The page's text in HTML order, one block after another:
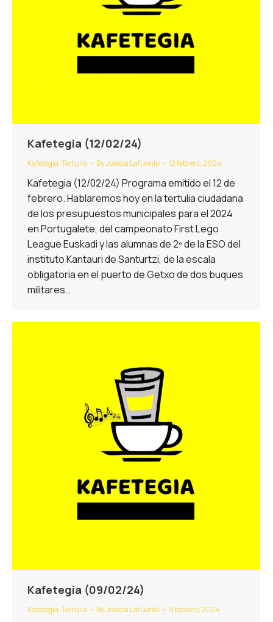
Kafetegia (12/02/24)
Kafetegia,Tertulia ByJoseba Lafuente 12 febrero, 2024
Kafetegia (12/02/24) Programa emitido el 12 de
febrero. Hablaremos hoy en la tertulia ciudadana
de los presupuestos municipales para el 2024
en Portugalete, del campeonato First Lego
League Euskadi y las alumnas de 2º de la ESO del
instituto Kantauri de Santurtzi, de la escala
obligatoria en el puerto de Getxo de dos buques
militares…
Kafetegia (09/02/24)
Kafetegia,Tertulia ByJoseba Lafuente 9 febrero, 2024